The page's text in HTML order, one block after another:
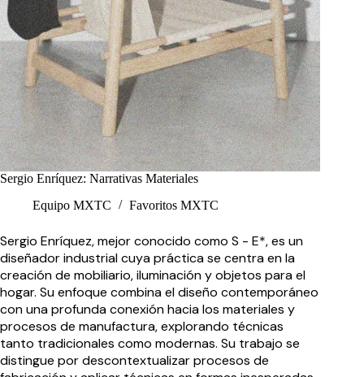
Sergio Enríquez: Narrativas Materiales
Equipo MXTC
Favoritos MXTC
Sergio Enríquez, mejor conocido como S - E*, es un
diseñador industrial cuya práctica se centra en la
creación de mobiliario, iluminación y objetos para el
hogar. Su enfoque combina el diseño contemporáneo
con una profunda conexión hacia los materiales y
procesos de manufactura, explorando técnicas
tanto tradicionales como modernas. Su trabajo se
distingue por descontextualizar procesos de